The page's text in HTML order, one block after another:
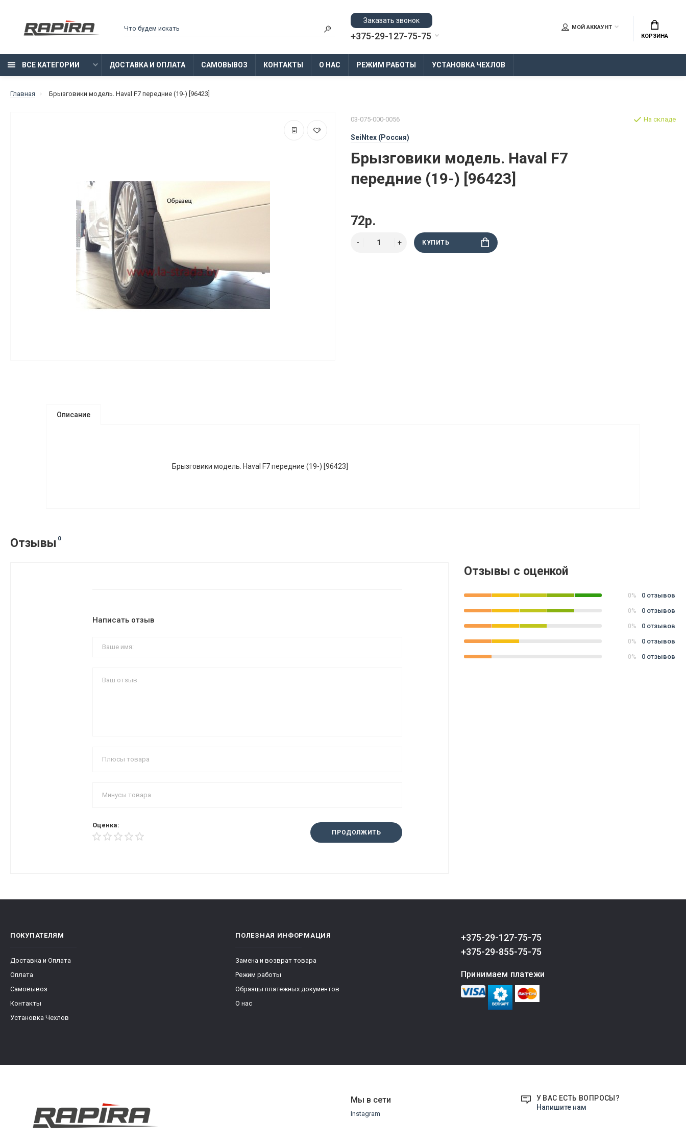
Заказать звонок
+375-29-127-75-75
МОЙ АККАУНТ
КОРЗИНА
ВСЕ КАТЕГОРИИ ДОСТАВКА И ОПЛАТА САМОВЫВОЗ КОНТАКТЫ О НАС РЕЖИМ РАБОТЫ УСТАНОВКА ЧЕХЛОВ
Главная Брызговики модель. Haval F7 передние (19-) [96423]
03-075-000-0056
SeiNtex (Россия)
Брызговики модель. Haval F7
передние (19-) [96423]
На складе
72р.
КУПИТЬ
Описание
Брызговики модель. Haval F7 передние (19-) [96423]
Отзывы 0
Написать отзыв
Оценка:
ПРОДОЛЖИТЬ
Отзывы с оценкой
0% 0 отзывов
0% 0 отзывов
0% 0 отзывов
0% 0 отзывов
0% 0 отзывов
ПОКУПАТЕЛЯМ
Доставка и Оплата
Оплата
Самовывоз
Контакты
Установка Чехлов
ПОЛЕЗНАЯ ИНФОРМАЦИЯ
Замена и возврат товара
Режим работы
Образцы платежных документов
О нас
+375-29-127-75-75
+375-29-855-75-75
Принимаем платежи
У ВАС ЕСТЬ ВОПРОСЫ?
Напишите нам
Мы в сети
Instagram